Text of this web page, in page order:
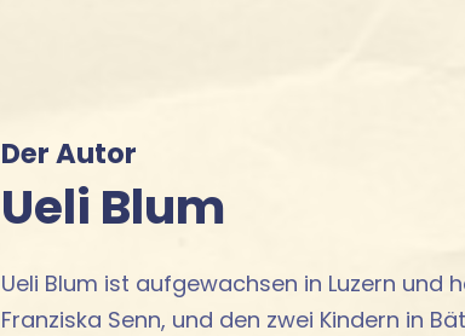
Der Autor
Ueli Blum
Ueli Blum ist aufgewachsen in Luzern und
Franziska Senn, und den zwei Kindern in